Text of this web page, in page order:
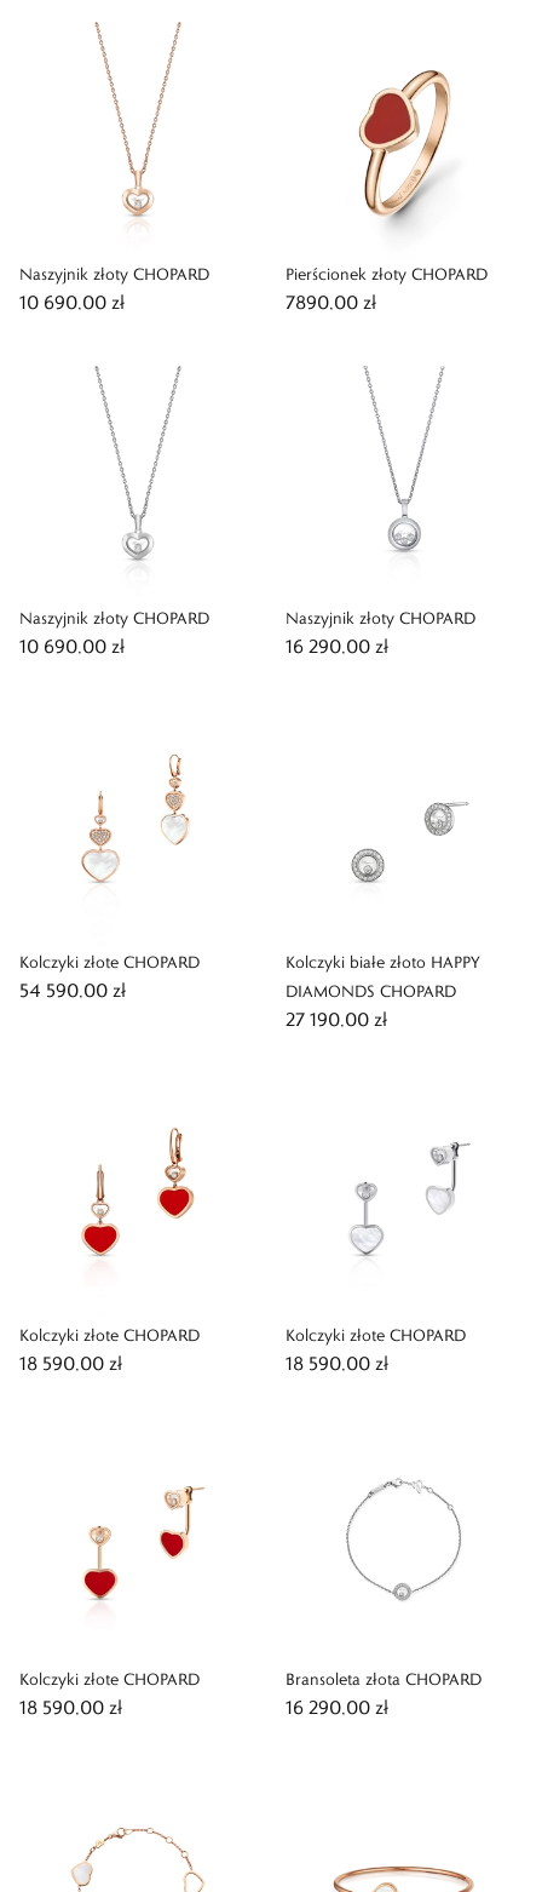
Naszyjnik złoty CHOPARD
10 690,00 zł
Pierścionek złoty CHOPARD
7890,00 zł
Naszyjnik złoty CHOPARD
10 690,00 zł
Naszyjnik złoty CHOPARD
16 290,00 zł
Kolczyki złote CHOPARD
54 590,00 zł
Kolczyki białe złoto HAPPY
DIAMONDS CHOPARD
27 190,00 zł
Kolczyki złote CHOPARD
18 590,00 zł
Kolczyki złote CHOPARD
18 590,00 zł
Kolczyki złote CHOPARD
18 590,00 zł
Bransoleta złota CHOPARD
16 290,00 zł